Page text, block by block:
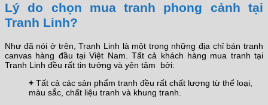
Lý do chọn mua tranh phong cảnh tại
Tranh Linh?
Như đã nói ở trên, Tranh Linh là một trong những địa chỉ bán tranh
canvas hàng đầu tại Việt Nam. Tất cả khách hàng mua tranh tại
Tranh Linh đều rất tin tưởng và yên tâm bởi:
+ Tất cả các sản phẩm tranh đều rất chất lượng từ thể loại,
màu sắc, chất liệu tranh và khung tranh.